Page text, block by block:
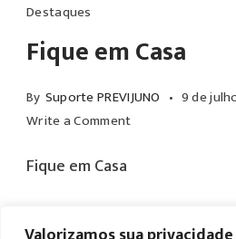
Destaques
Fique em Casa
By Suporte PREVIJUNO
9 de
Write a Commenton
Fique em Casa